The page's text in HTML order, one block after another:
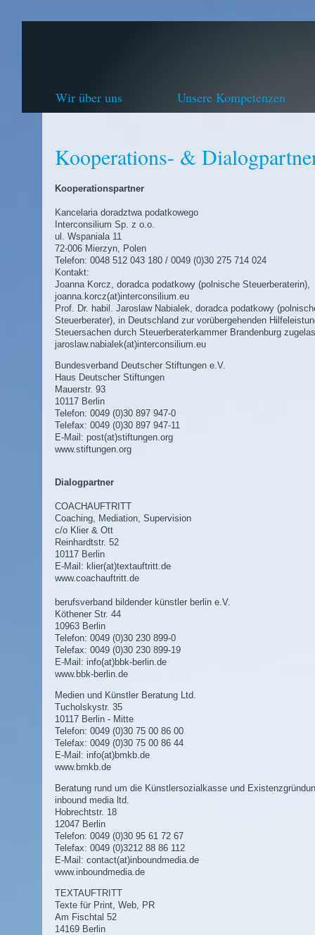
Wir über uns Unsere Kompetenzen
Kooperations- &
Kooperationspartner
Kancelaria doradztwa podatkowego
Interconsilium Sp. z o.o.
ul. Wspaniala 11
72-006 Mierzyn, Polen
Telefon: 0048 512 043 180 / 0049 (0)30 275 714 024
Kontakt:
Joanna Korcz, doradca podatkowy (polnische Steuerberaterin),
joanna.korcz(at)interconsilium.eu
Prof. Dr. habil. Jaroslaw Nabialek, doradca podatkowy
Steuerberater), in Deutschland zur vorübergehenden
Steuersachen durch Steuerberaterkammer Brandenburg
jaroslaw.nabialek(at)interconsilium.eu
Bundesverband Deutscher Stiftungen e.V.
Haus Deutscher Stiftungen
Mauerstr. 93
10117 Berlin
Telefon: 0049 (0)30 897 947-0
Telefax: 0049 (0)30 897 947-11
E-Mail: post(at)stiftungen.org
www.stiftungen.org
Dialogpartner
COACHAUFTRITT
Coaching, Mediation, Supervision
c/o Klier & Ott
Reinhardtstr. 52
10117 Berlin
E-Mail: klier(at)textauftritt.de
www.coachauftritt.de
berufsverband bildender künstler berlin e.V.
Köthener Str. 44
10963 Berlin
Telefon: 0049 (0)30 230 899-0
Telefax: 0049 (0)30 230 899-19
E-Mail: info(at)bbk-berlin.de
www.bbk-berlin.de
Medien und Künstler Beratung Ltd.
Tucholskystr. 35
10117 Berlin - Mitte
Telefon: 0049 (0)30 75 00 86 00
Telefax: 0049 (0)30 75 00 86 44
E-Mail: info(at)bmkb.de
www.bmkb.de
Beratung rund um die Künstlersozialkasse und
inbound media ltd.
Hobrechtstr. 18
12047 Berlin
Telefon: 0049 (0)30 95 61 72 67
Telefax: 0049 (0)3212 88 86 112
E-Mail: contact(at)inboundmedia.de
www.inboundmedia.de
TEXTAUFTRITT
Texte für Print, Web, PR
Am Fischtal 52
14169 Berlin